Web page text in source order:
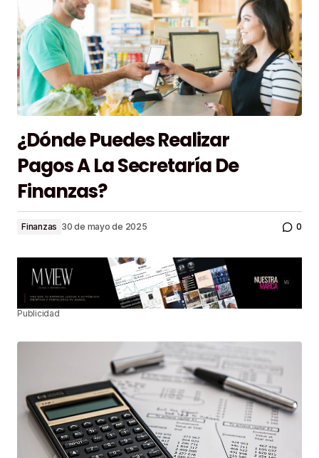
¿Dónde Puedes Realizar
Pagos A La Secretaría De
Finanzas?
Finanzas 30 de mayo de 2025 0
Publicidad